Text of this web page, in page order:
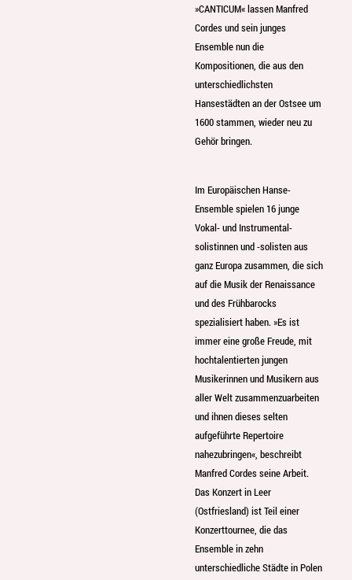
»CANTICUM« lassen Manfred
Cordes und sein junges
Ensemble nun die
Kompositionen, die aus den
unterschiedlichsten
Hansestädten an der Ostsee um
1600 stammen, wieder neu zu
Gehör bringen.
Im Europäischen Hanse-
Ensemble spielen 16 junge
Vokal- und Instrumental-
solistinnen und -solisten aus
ganz Europa zusammen, die sich
auf die Musik der Renaissance
und des Frühbarocks
spezialisiert haben. »Es ist
immer eine große Freude, mit
hochtalentierten jungen
Musikerinnen und Musikern aus
aller Welt zusammenzuarbeiten
und ihnen dieses selten
aufgeführte Repertoire
nahezubringen«, beschreibt
Manfred Cordes seine Arbeit.
Das Konzert in Leer
(Ostfriesland) ist Teil einer
Konzerttournee, die das
Ensemble in zehn
unterschiedliche Städte in Polen